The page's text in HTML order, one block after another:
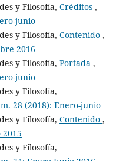
y Filosofía, Créditos ,
junio
y Filosofía, Contenido ,
2016
y Filosofía, Portada ,
junio
y Filosofía,
28 (2018): Enero-junio
y Filosofía, Contenido ,
2015
y Filosofía,